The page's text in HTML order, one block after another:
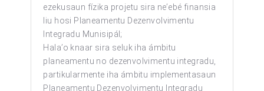
ezekusaun fízika projetu sira ne’ebé finansia
liu hosi Planeamentu Dezenvolvimentu
Integradu Munisipál;
Hala’o knaar sira seluk iha ámbitu
planeamentu no dezenvolvimentu integradu,
partikularmente iha ámbitu implementasaun
Planeamentu Dezenvolvimentu Integradu